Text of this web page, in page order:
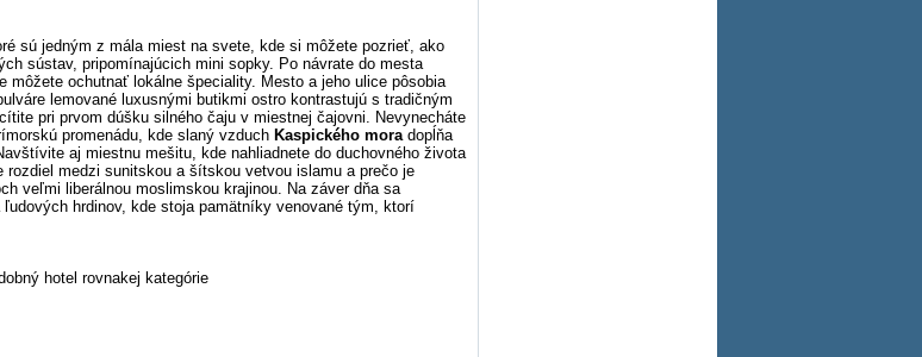
sú jedným z mála miest na svete, kde si môžete pozrieť, ako
sústav, pripomínajúcich mini sopky. Po návrate do mesta
môžete ochutnať lokálne špeciality. Mesto a jeho ulice pôsobia
lemované luxusnými butikmi ostro kontrastujú s tradičným
pri prvom dúšku silného čaju v miestnej čajovni. Nevynecháte
promenádu, kde slaný vzduch Kaspického moradopĺňa
aj miestnu mešitu, kde nahliadnete do duchovného života
medzi sunitskou a šítskou vetvou islamu a prečo je
veľmi liberálnou moslimskou krajinou. Na záver dňa sa
hrdinov, kde stoja pamätníky venované tým, ktorí
hotel rovnakej kategórie